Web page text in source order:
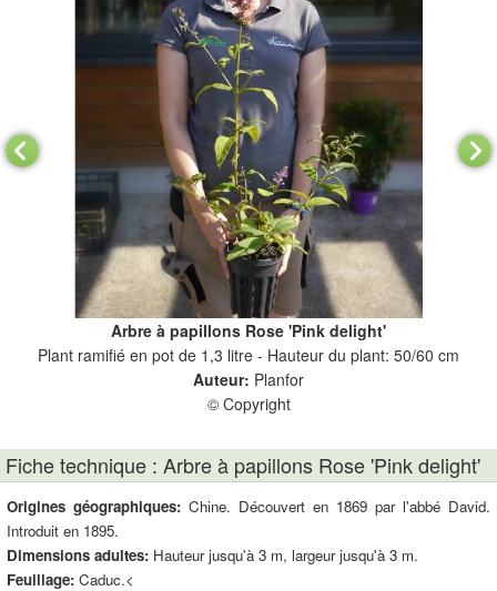
Arbre à papillons Rose 'Pink delight'
Plant ramifié en pot de 1,3 litre - Hauteur du plant: 50/60 cm
Auteur: Planfor
© Copyright
Fiche technique : Arbre à papillons Rose 'Pink delight'
Origines géographiques: Chine. Découvert en 1869 par l'abbé David.
Introduit en 1895.
Dimensions adultes: Hauteur jusqu'à 3 m, largeur jusqu'à 3 m.
Feuillage: Caduc.<